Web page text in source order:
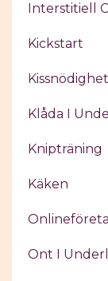
Interstitiell
Kickstart
Kissnödighet
Klåda I
Knipträning
Käken
Ont I